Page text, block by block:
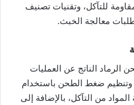
للتآكل، وتقنيات تصنيف
معالجة الخبث.
الناتج عن العمليات
وتنظيم ضغط الطحن باستخدام
من التآكل، بالإضافة إلى